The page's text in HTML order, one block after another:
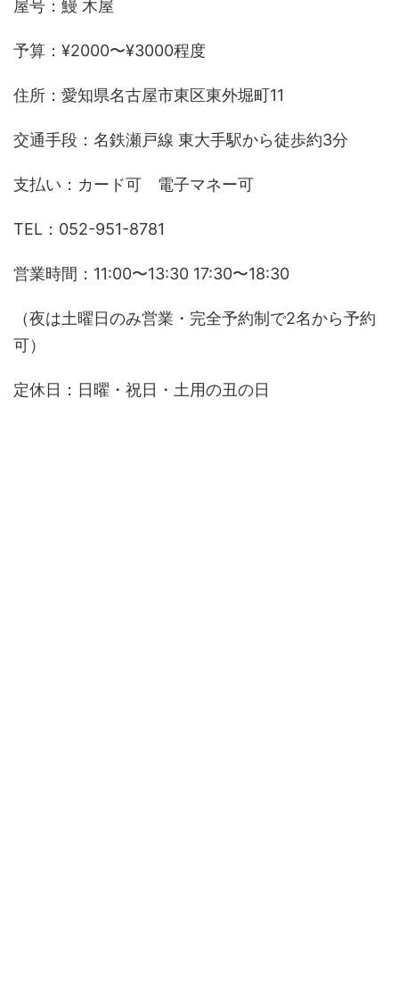
屋号：鰻 木屋
予算：¥2000〜¥3000程度
住所：愛知県名古屋市東区東外堀町11
交通手段：名鉄瀬戸線 東大手駅から徒歩約3分
支払い：カード可 電子マネー可
TEL：052-951-8781
営業時間：11:00〜13:30 17:30〜18:30
（夜は土曜日のみ営業・完全予約制で2名から予約
可）
定休日：日曜・祝日・土用の丑の日